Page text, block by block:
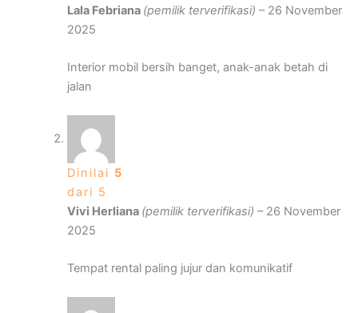
Lala Febriana (pemilik terverifikasi) – 26 November
2025
Interior mobil bersih banget, anak-anak betah di
jalan
Dinilai 5
dari 5
Vivi Herliana (pemilik terverifikasi) – 26 November
2025
Tempat rental paling jujur dan komunikatif